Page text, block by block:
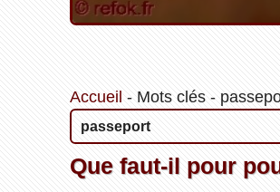
Accueil - Mots clés-
passeport
Que faut-il pour